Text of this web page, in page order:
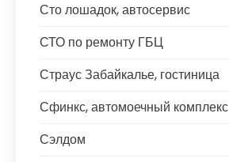
Сто лошадок, автосервис
СТО по ремонту ГБЦ
Страус Забайкалье, гостиница
Сфинкс, автомоечный комплекс
Сэлдом